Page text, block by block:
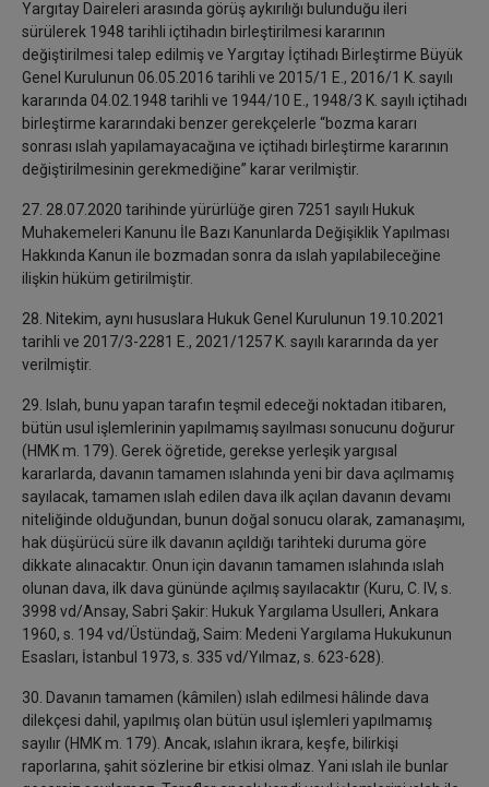
Yargıtay Daireleri arasında görüş aykırılığı bulunduğu ileri
sürülerek 1948 tarihli içtihadın birleştirilmesi kararının
değiştirilmesi talep edilmiş ve Yargıtay İçtihadı Birleştirme Büyük
Genel Kurulunun 06.05.2016 tarihli ve 2015/1 E., 2016/1 K. sayılı
kararında 04.02.1948 tarihli ve 1944/10 E., 1948/3 K. sayılı içtihadı
birleştirme kararındaki benzer gerekçelerle “bozma kararı
sonrası ıslah yapılamayacağına ve içtihadı birleştirme kararının
değiştirilmesinin gerekmediğine” karar verilmiştir.
27. 28.07.2020 tarihinde yürürlüğe giren 7251 sayılı Hukuk
Muhakemeleri Kanunu İle Bazı Kanunlarda Değişiklik Yapılması
Hakkında Kanun ile bozmadan sonra da ıslah yapılabileceğine
ilişkin hüküm getirilmiştir.
28. Nitekim, aynı hususlara Hukuk Genel Kurulunun 19.10.2021
tarihli ve 2017/3-2281 E., 2021/1257 K. sayılı kararında da yer
verilmiştir.
29. Islah, bunu yapan tarafın teşmil edeceği noktadan itibaren,
bütün usul işlemlerinin yapılmamış sayılması sonucunu doğurur
(HMK m. 179). Gerek öğretide, gerekse yerleşik yargısal
kararlarda, davanın tamamen ıslahında yeni bir dava açılmamış
sayılacak, tamamen ıslah edilen dava ilk açılan davanın devamı
niteliğinde olduğundan, bunun doğal sonucu olarak, zamanaşımı,
hak düşürücü süre ilk davanın açıldığı tarihteki duruma göre
dikkate alınacaktır. Onun için davanın tamamen ıslahında ıslah
olunan dava, ilk dava gününde açılmış sayılacaktır (Kuru, C. IV, s.
3998 vd/Ansay, Sabri Şakir: Hukuk Yargılama Usulleri, Ankara
1960, s. 194 vd/Üstündağ, Saim: Medeni Yargılama Hukukunun
Esasları, İstanbul 1973, s. 335 vd/Yılmaz, s. 623-628).
30. Davanın tamamen (kâmilen) ıslah edilmesi hâlinde dava
dilekçesi dahil, yapılmış olan bütün usul işlemleri yapılmamış
sayılır (HMK m. 179). Ancak, ıslahın ikrara, keşfe, bilirkişi
raporlarına, şahit sözlerine bir etkisi olmaz. Yani ıslah ile bunlar